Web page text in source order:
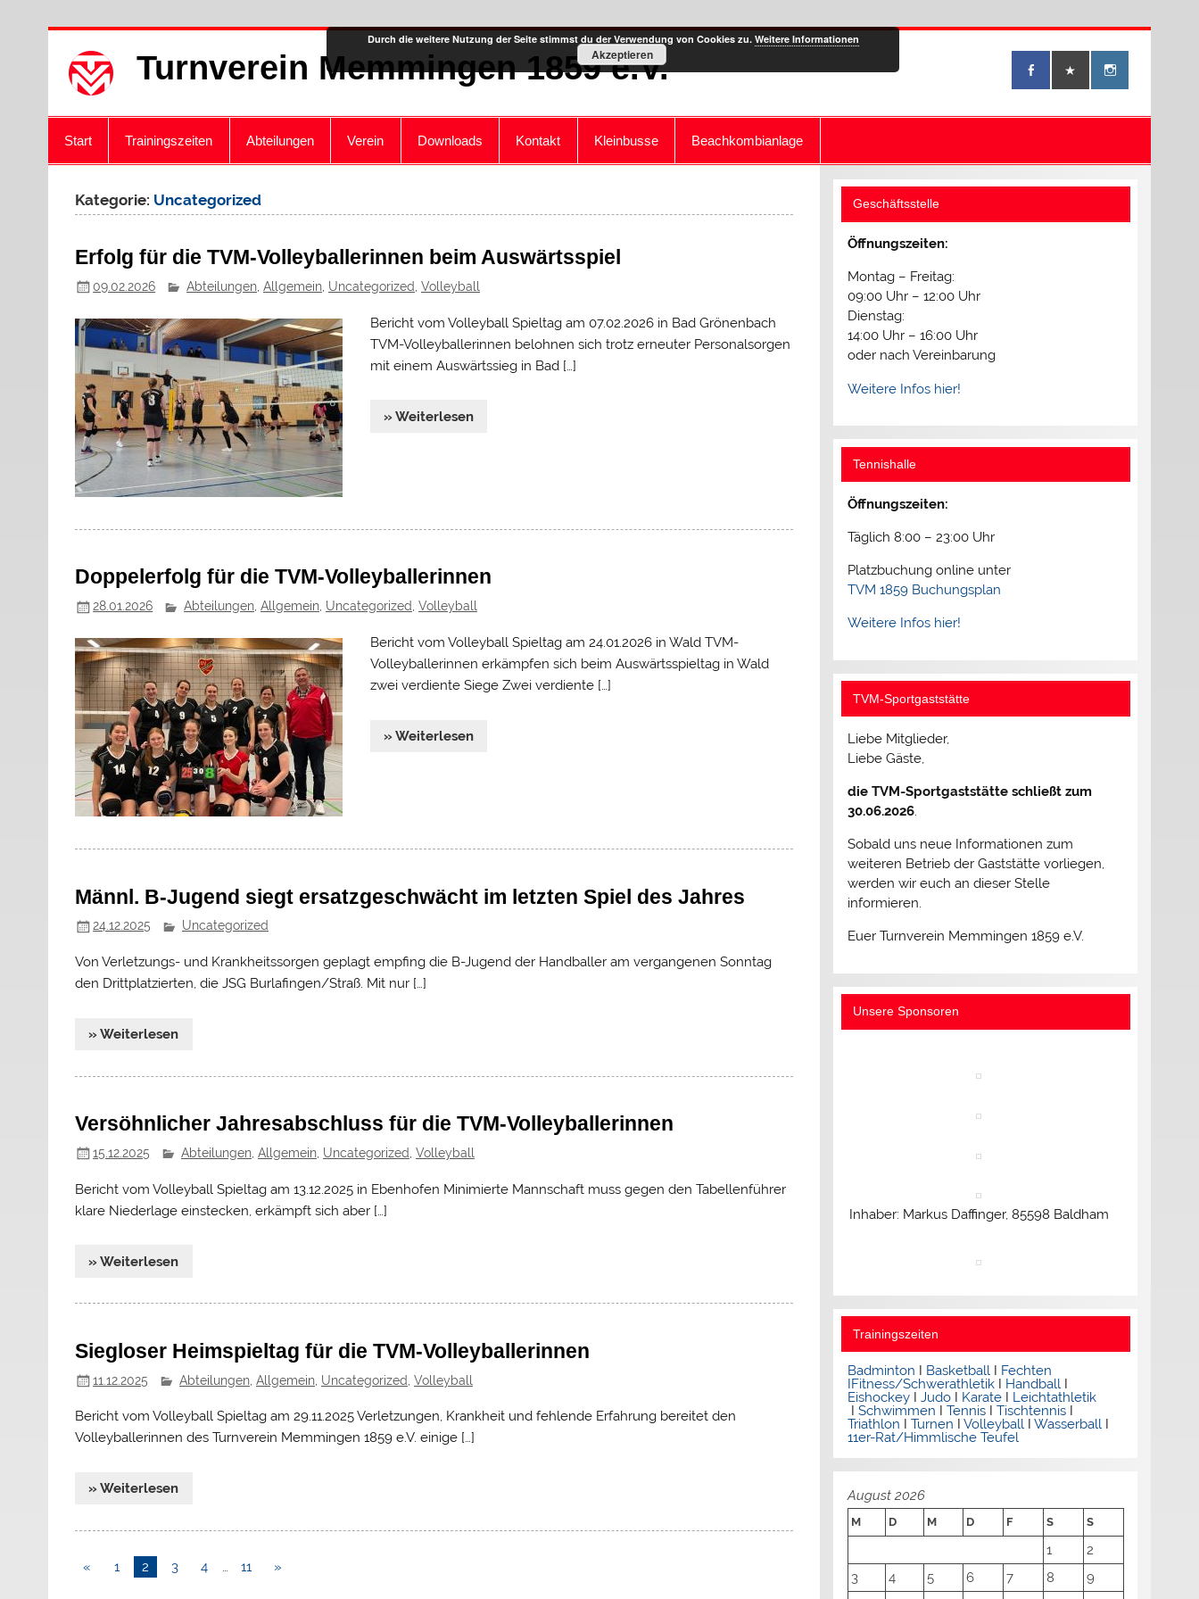
Turnverein Memmingen 1859 e.V.
Start Trainingszeiten Abteilungen Verein Downloads Kontakt Kleinbusse Beachkombianlage
Kategorie: Uncategorized
Erfolg für die TVM-Volleyballerinnen beim Auswärtsspiel
09.02.2026 Abteilungen, Allgemein, Uncategorized Volleyball
Bericht vom Volleyball Spieltag am 07.02.2026 in Bad Grönenbach
TVM-Volleyballerinnen belohnen sich trotz erneuter Personalsorgen
mit einem Auswärtssieg in Bad […]
» Weiterlesen
Doppelerfolg für die TVM-Volleyballerinnen
28.01.2026 Abteilungen, Allgemein, Uncategorized Volleyball
Bericht vom Volleyball Spieltag am 24.01.2026 in Wald TVM-
Volleyballerinnen erkämpfen sich beim Auswärtsspieltag in Wald
zwei verdiente Siege Zwei verdiente […]
» Weiterlesen
Männl. B-Jugend siegt ersatzgeschwächt im letzten Spiel des Jahres
24.12.2025 Uncategorized
Von Verletzungs- und Krankheitssorgen geplagt empfing die B-Jugend der Handballer am vergangenen Sonntag
den Drittplatzierten, die JSG Burlafingen/Straß. Mit nur […]
» Weiterlesen
Versöhnlicher Jahresabschluss für die TVM-Volleyballerinnen
15.12.2025 Abteilungen, Allgemein, Uncategorized Volleyball
Bericht vom Volleyball Spieltag am 13.12.2025 in Ebenhofen Minimierte Mannschaft muss gegen den Tabellenführer
klare Niederlage einstecken, erkämpft sich aber […]
» Weiterlesen
Siegloser Heimspieltag für die TVM-Volleyballerinnen
11.12.2025 Abteilungen, Allgemein, Uncategorized Volleyball
Bericht vom Volleyball Spieltag am 29.11.2025 Verletzungen, Krankheit und fehlende Erfahrung bereitet den
Volleyballerinnen des Turnverein Memmingen 1859 e.V. einige […]
» Weiterlesen
« 1 2 3 4 … 11 »
Geschäftsstelle
Öffnungszeiten:
Montag – Freitag:
09:00 Uhr – 12:00 Uhr
Dienstag:
14:00 Uhr – 16:00 Uhr
oder nach Vereinbarung
Weitere Infos hier!
Tennishalle
Öffnungszeiten:
Täglich 8:00 – 23:00 Uhr
Platzbuchung online unter
TVM 1859 Buchungsplan
Weitere Infos hier!
TVM-Sportgaststätte
Liebe Mitglieder,
Liebe Gäste,
die TVM-Sportgaststätte schließt zum
30.06.2026.
Sobald uns neue Informationen zum
weiteren Betrieb der Gaststätte vorliegen,
werden wir euch an dieser Stelle
informieren.
Euer Turnverein Memmingen 1859 e.V.
Unsere Sponsoren
Inhaber: Markus Daffinger, 85598 Baldham
Trainingszeiten
Badminton I Basketball I Fechten
IFitness/SchwerathletikI Handball I
EishockeyI JudoI KarateI Leichtathletik
I Schwimmen I TennisI Tischtennis I
Triathlon I Turnen I Volleyball I Wasserball I
11er-Rat/Himmlische Teufel
August 2026
M D M D F S S
1
2
3
4 5 6 7 8
9
Durch die weitere Nutzung der Seite stimmst du der Verwendung von Cookies zu. Weitere Informationen
Akzeptieren